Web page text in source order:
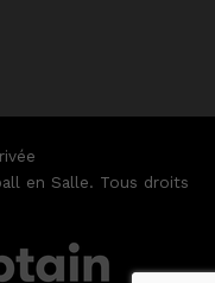
en Salle. Tous droits